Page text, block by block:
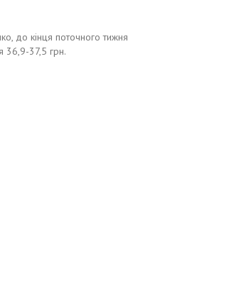
до кінця поточного тижня
36,9-37,5 грн.